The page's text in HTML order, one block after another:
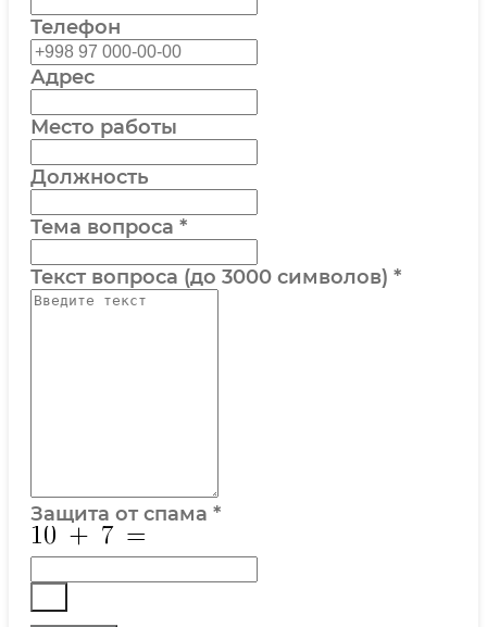
Телефон
Адрес
Место работы
Должность
Тема вопроса *
Текст вопроса (до 3000 символов) *
Защита от спама *